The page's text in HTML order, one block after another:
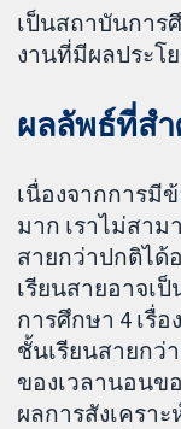
เป็นสถาบันการ
งานที่มีผลประโ
ผลลัพธ์ที่ส
เนื่องจากการ
มาก เราไม่สาม
สายกว่าปกติได้
เรียนสายอาจเ
การศึกษา 4 เรื่
ชั้นเรียนสายก
ของเวลานอนข
ผลการสังเครา